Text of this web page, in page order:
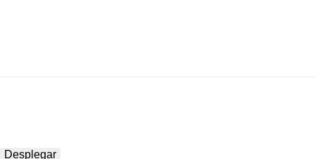
Desplegar